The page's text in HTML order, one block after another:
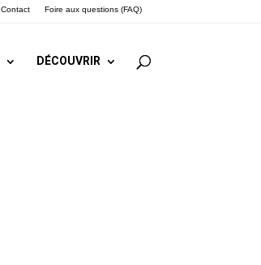
Contact Foire aux questions (FAQ)
DÉCOUVRIR